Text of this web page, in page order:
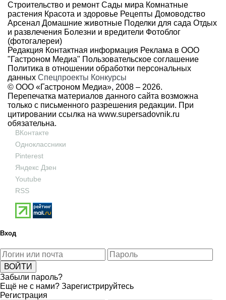
Строительство и ремонт Сады мира Комнатные
растения Красота и здоровье Рецепты Домоводство
Арсенал Домашние животные Поделки для сада Отдых
и развлечения Болезни и вредители Фотоблог
(фотогалереи)
Редакция Контактная информация Реклама в ООО
"Гастроном Медиа" Пользовательское соглашение
Политика в отношении обработки персональных
данных Спецпроекты Конкурсы
© ООО «Гастроном Медиа», 2008 – 2026.
Перепечатка материалов данного сайта возможна
только с письменного разрешения редакции. При
цитировании ссылка на www.supersadovnik.ru
обязательна.
ВКонтакте
Одноклассники
Pinterest
Яндекс Дзен
Youtube
RSS
Вход
Забыли пароль?
Ещё не с нами? Зарегистрируйтесь
Регистрация